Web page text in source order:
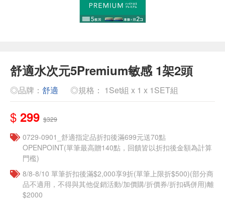
舒適水次元5Premium敏感 1架2頭
◎品牌： 舒適 ◎規格： 1Set組 x 1 x 1SET組
$ 299 $329
0729-0901_舒適指定品折扣後滿699元送70點
OPENPOINT(單筆最高贈140點，回饋皆以折扣後金額為計算
門檻)
8/8-8/10 單筆折扣後滿$2,000享9折(單筆上限折$500)(部分商
品不適用，不得與其他促銷活動/加價購/折價券/折扣碼併用)離
$2000